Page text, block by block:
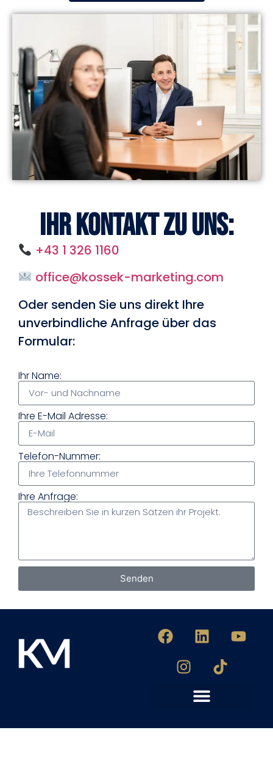
Ihr Kontakt zu uns:
+43 1 326 1160
office@kossek-marketing.com
Oder senden Sie uns direkt Ihre
unverbindliche Anfrage über das
Formular:
Ihr Name:
Ihre E-Mail Adresse:
Telefon-Nummer:
Ihre Anfrage:
Senden